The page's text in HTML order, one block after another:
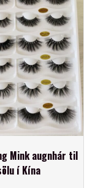
Mink augnhár til
í Kína